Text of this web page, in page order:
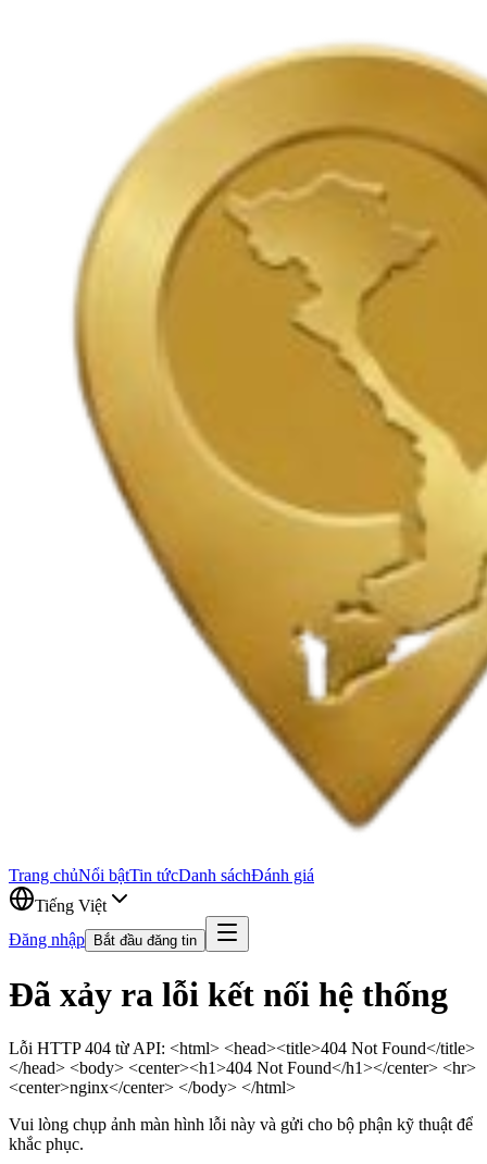
Trang chủNổi bậtTin tứcDanh sáchĐánh giá
Tiếng Việt
Đăng nhập
Bắt đầu đăng tin
Đã xảy ra lỗi kết nối hệ thống
Lỗi HTTP 404 từ API: <html> <head><title>404 Not Found</title>
</head> <body> <center><h1>404 Not Found</h1></center> <hr>
<center>nginx</center> </body> </html>
Vui lòng chụp ảnh màn hình lỗi này và gửi cho bộ phận kỹ thuật để
khắc phục.